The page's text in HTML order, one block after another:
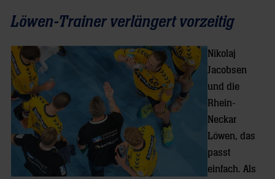
Löwen-Trainer verlängert vorzeitig
Nikolaj
Jacobsen
und die
Rhein-
Neckar
Löwen, das
passt
einfach. Als